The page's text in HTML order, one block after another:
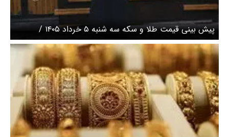
پیش بینی قیمت طلا و سکه سه‌ شنبه ۵ خرداد ۱۴۰۵ /
کاهشی میلیونی قطعات سکه در میانه معاملات